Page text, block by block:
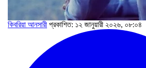
কিবরিয়া আনসারী প্রকাশিত: ১২ জানুয়ারী ২০২৬, ০৮:০৪